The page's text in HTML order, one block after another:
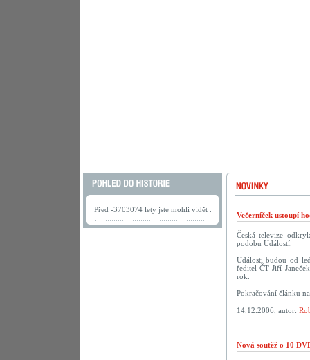
Před -3703074 lety jste mohli vidět .
Večerníček ustoupí
Česká televize
podobu Událostí.
Události budou od
ředitel ČT Jiří
rok.
Pokračování článku
14.12.2006, autor:
Nová soutěž o 10